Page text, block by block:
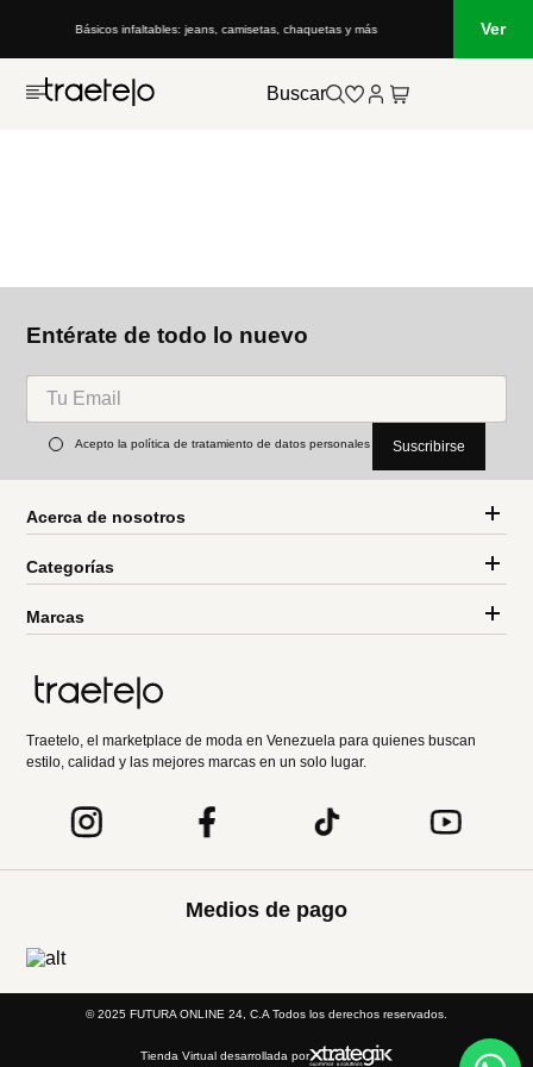
Básicos infaltables: jeans, camisetas, chaquetas y más Ver
Buscar
Entérate de todo lo nuevo
Acepto la política de tratamiento de datos personales Suscribirse
Acerca de nosotros
Categorías
Marcas
Traetelo, el marketplace de moda en Venezuela para quienes buscan
estilo, calidad y las mejores marcas en un solo lugar.
Medios de pago
© 2025 FUTURA ONLINE 24, C.A Todos los derechos reservados.
Tienda Virtual desarrollada por